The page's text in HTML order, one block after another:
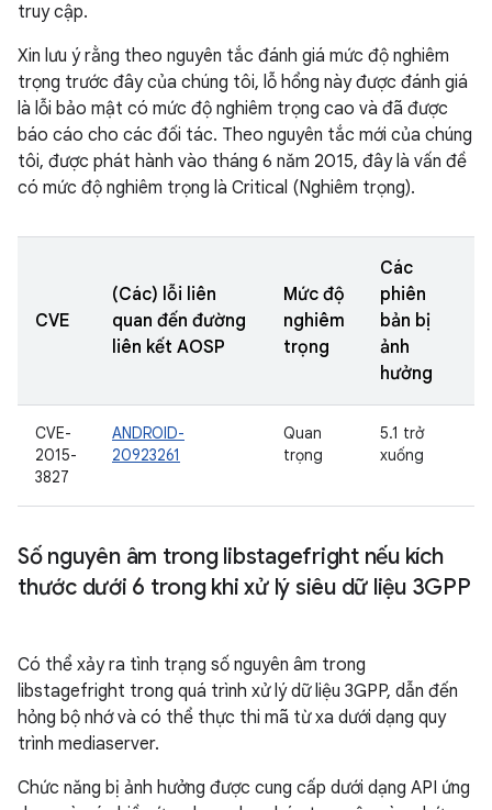
truy cập.
Xin lưu ý rằng theo nguyên tắc đánh giá mức độ nghiêm
trọng trước đây của chúng tôi, lỗ hổng này được đánh giá
là lỗi bảo mật có mức độ nghiêm trọng cao và đã được
báo cáo cho các đối tác. Theo nguyên tắc mới của chúng
tôi, được phát hành vào tháng 6 năm 2015, đây là vấn đề
có mức độ nghiêm trọng là Critical (Nghiêm trọng).
CVE
(Các) lỗi liên
quan đến đường
liên kết AOSP
Mức độ
nghiêm
trọng
Các
phiên
bản bị
ảnh
hưởng
CVE-
2015-
3827
ANDROID-
20923261
Quan
trọng
5.1 trở
xuống
Số nguyên âm trong libstagefright nếu kích
thước dưới 6 trong khi xử lý siêu dữ liệu 3GPP
Có thể xảy ra tình trạng số nguyên âm trong
libstagefright trong quá trình xử lý dữ liệu 3GPP, dẫn đến
hỏng bộ nhớ và có thể thực thi mã từ xa dưới dạng quy
trình mediaserver.
Chức năng bị ảnh hưởng được cung cấp dưới dạng API ứng